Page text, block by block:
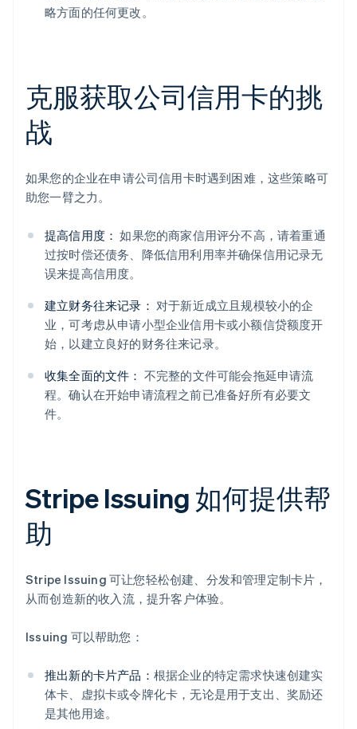
略方面的任何更改。
克服获取公司信用卡的挑
战
如果您的企业在申请公司信用卡时遇到困难，这些策略可
助您一臂之力。
提高信用度： 如果您的商家信用评分不高，请着重通
过按时偿还债务、降低信用利用率并确保信用记录无
误来提高信用度。
建立财务往来记录： 对于新近成立且规模较小的企
业，可考虑从申请小型企业信用卡或小额信贷额度开
始，以建立良好的财务往来记录。
收集全面的文件： 不完整的文件可能会拖延申请流
程。确认在开始申请流程之前已准备好所有必要文
件。
Stripe Issuing 如何提供帮
助
Stripe Issuing 可让您轻松创建、分发和管理定制卡片，
从而创造新的收入流，提升客户体验。
Issuing 可以帮助您：
推出新的卡片产品： 根据企业的特定需求快速创建实
体卡、虚拟卡或令牌化卡，无论是用于支出、奖励还
是其他用途。